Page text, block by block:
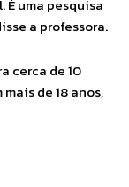
uma pesquisa
a professora.
cerca de 10
de 18 anos,